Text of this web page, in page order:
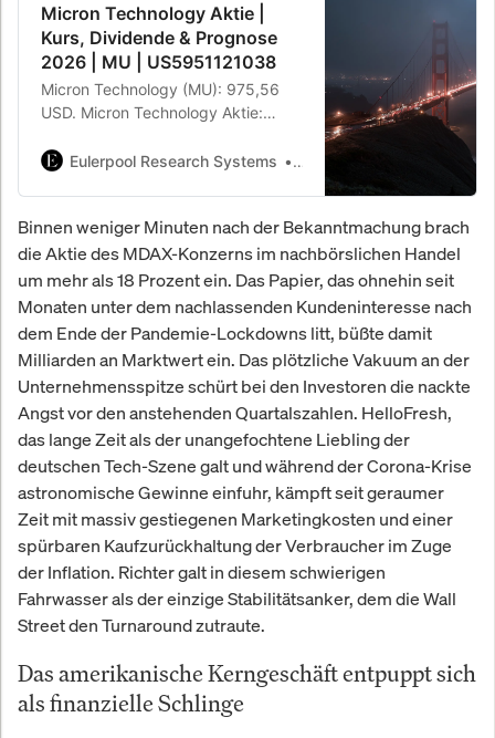
Micron Technology Aktie |
Kurs, Dividende & Prognose
2026 | MU | US5951121038
Micron Technology (MU): 975,56
USD. Micron Technology Aktie:
Prognose & Kursziel ✓
➤ ISIN US5951121038 WKN
869020
Eulerpool Research Systems Eulerpool Research
Binnen weniger Minuten nach der Bekanntmachung brach
die Aktie des MDAX-Konzerns im nachbörslichen Handel
um mehr als 18 Prozent ein. Das Papier, das ohnehin seit
Monaten unter dem nachlassenden Kundeninteresse nach
dem Ende der Pandemie-Lockdowns litt, büßte damit
Milliarden an Marktwert ein. Das plötzliche Vakuum an der
Unternehmensspitze schürt bei den Investoren die nackte
Angst vor den anstehenden Quartalszahlen. HelloFresh,
das lange Zeit als der unangefochtene Liebling der
deutschen Tech-Szene galt und während der Corona-Krise
astronomische Gewinne einfuhr, kämpft seit geraumer
Zeit mit massiv gestiegenen Marketingkosten und einer
spürbaren Kaufzurückhaltung der Verbraucher im Zuge
der Inflation. Richter galt in diesem schwierigen
Fahrwasser als der einzige Stabilitätsanker, dem die Wall
Street den Turnaround zutraute.
Das amerikanische Kerngeschäft entpuppt sich
als finanzielle Schlinge